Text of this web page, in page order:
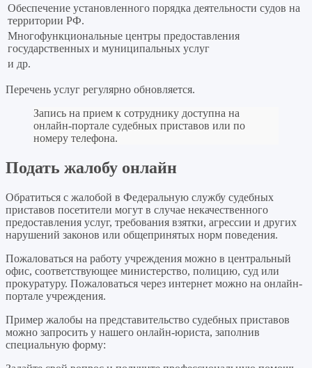
Обеспечение установленного порядка деятельности судов на
территории РФ.
Многофункциональные центры предоставления
государственных и муниципальных услуг
и др.
Перечень услуг регулярно обновляется.
Запись на прием к сотруднику доступна на
онлайн-портале судебных приставов или по
номеру телефона.
Подать жалобу онлайн
Обратиться с жалобой в Федеральную службу судебных
приставов посетители могут в случае некачественного
предоставления услуг, требования взятки, агрессии и других
нарушений законов или общепринятых норм поведения.
Пожаловаться на работу учреждения можно в центральный
офис, соответствующее министерство, полицию, суд или
прокуратуру. Пожаловаться через интернет можно на онлайн-
портале учреждения.
Пример жалобы на представительство судебных приставов
можно запросить у нашего онлайн-юриста, заполнив
специальную форму: